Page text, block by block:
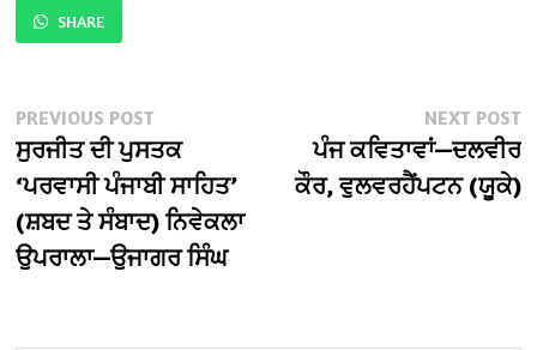
SHARE
Post
navigation
PREVIOUS POSTPrevious
post:
ਸੁਰਜੀਤ ਦੀ ਪੁਸਤਕ
‘ਪਰਵਾਸੀ ਪੰਜਾਬੀ ਸਾਹਿਤ’
(ਸ਼ਬਦ ਤੇ ਸੰਬਾਦ) ਨਿਵੇਕਲਾ
ਉਪਰਾਲਾ—ਉਜਾਗਰ ਸਿੰਘ
NEXT POST
ਪੰਜ ਕਵਿਤਾਵਾਂ—ਦਲਵੀਰ
ਕੌਰ, ਵੁਲਵਰਹੈਂਪਟਨ (ਯੂਕੇ)